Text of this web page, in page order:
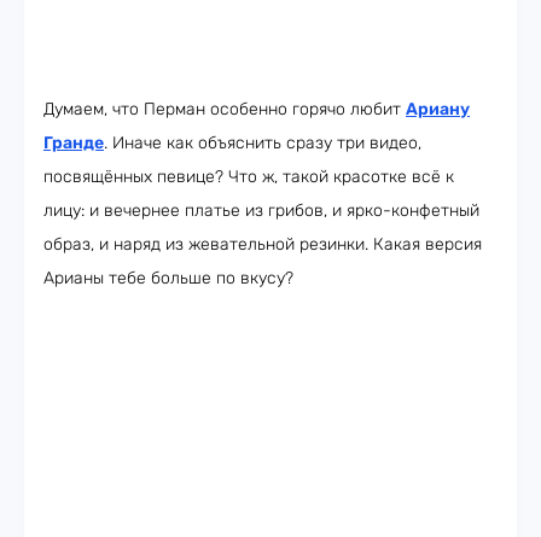
Думаем, что Перман особенно горячо любит Ариану
Гранде. Иначе как объяснить сразу три видео,
посвящённых певице? Что ж, такой красотке всё к
лицу: и вечернее платье из грибов, и ярко-конфетный
образ, и наряд из жевательной резинки. Какая версия
Арианы тебе больше по вкусу?